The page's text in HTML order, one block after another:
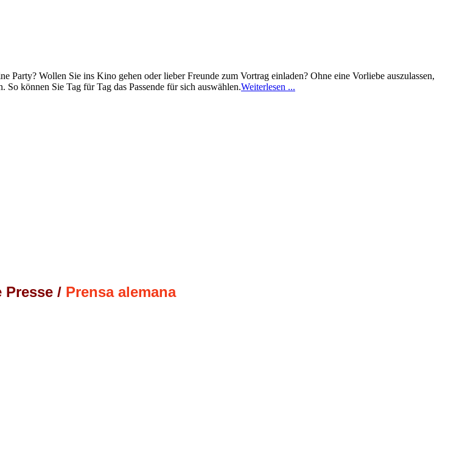
Party? Wollen Sie ins Kino gehen oder lieber Freunde zum Vortrag einladen? Ohne eine Vorliebe auszulassen,
können Sie Tag für Tag das Passende für sich auswählen.Weiterlesen ...
Presse / Prensa alemana